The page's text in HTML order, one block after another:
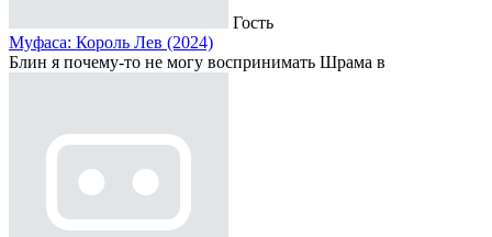
Гость
Муфаса: Король Лев (2024)
Блин я почему-то не могу воспринимать Шрама в